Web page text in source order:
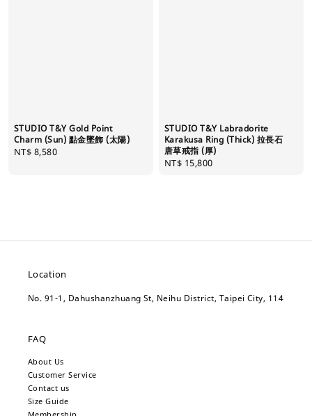
STUDIO T&Y Gold Point
Charm (Sun) 點金墜飾 (太陽)
Regular
NT$ 8,580
STUDIO T&Y Labradorite
Karakusa Ring (Thick) 拉長石
唐草戒指 (厚)
Regular
NT$ 15,800
Location
No. 91-1, Dahushanzhuang St, Neihu District, Taipei City, 114
FAQ
About Us
Customer Service
Contact us
Size Guide